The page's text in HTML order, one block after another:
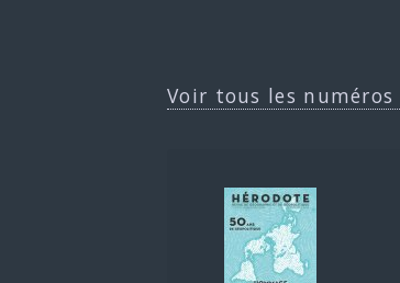
Voir tous les